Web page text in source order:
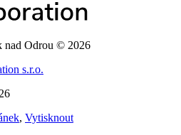
nad Odrou © 2026
s.r.o.
, Vytisknout